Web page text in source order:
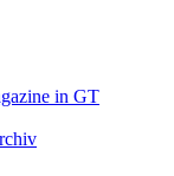
in GT